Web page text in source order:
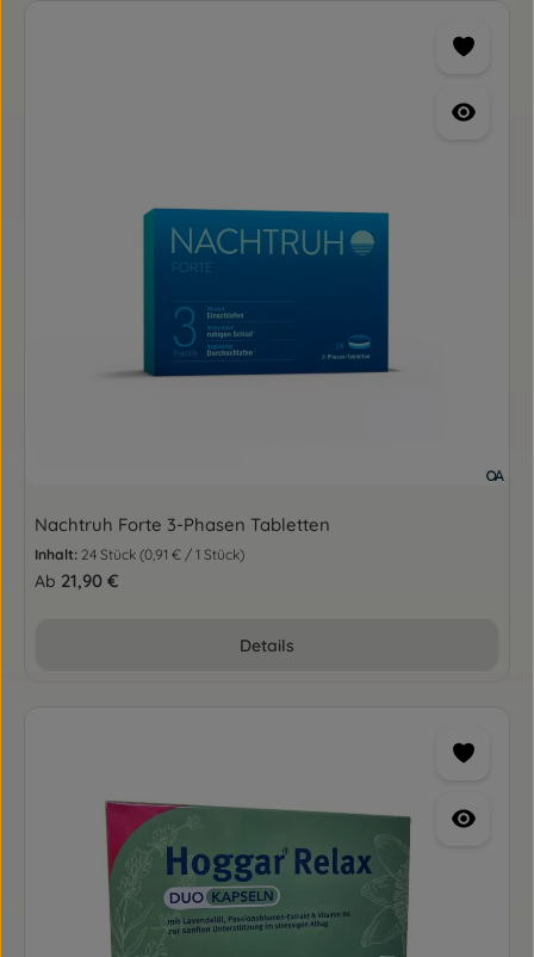
Nachtruh Forte 3-Phasen Tabletten
Inhalt: 24 Stück (0,91 € / 1 Stück)
Regulärer Preis:
Ab 21,90 €
Details